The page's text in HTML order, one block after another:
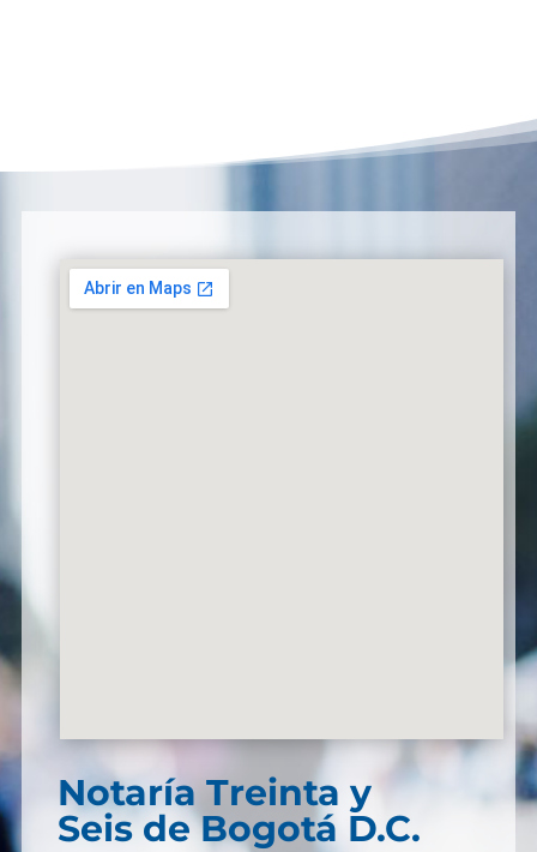
Notaría Treinta y
Seis de Bogotá D.C.